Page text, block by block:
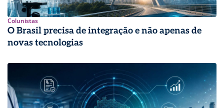
Colunistas
O Brasil precisa de integração e não apenas de
novas tecnologias